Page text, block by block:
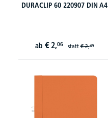
DURACLIP 60 220907 DIN A4
ab € 2,06 statt€ 2,49